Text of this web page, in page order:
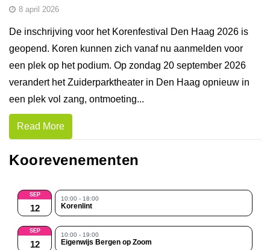
8 april 2026
De inschrijving voor het Korenfestival Den Haag 2026 is
geopend. Koren kunnen zich vanaf nu aanmelden voor
een plek op het podium. Op zondag 20 september 2026
verandert het Zuiderparktheater in Den Haag opnieuw in
een plek vol zang, ontmoeting...
Read More
Koorevenementen
SEP
12
10:00 - 18:00
Korenlint
SEP
12
10:00 - 19:00
Eigenwijs Bergen op Zoom